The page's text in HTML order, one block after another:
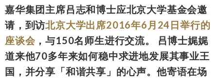
嘉华集团主席吕志和博士应北京大学基金会邀
请，到访北京大学出席2016年6月24日举行的
座谈会，与150名师生进行交流。 吕博士娓娓
道来他70多年来如何稳中求进地发展其事业王
国，并分享「和谐共享」的心声。他寄语在场